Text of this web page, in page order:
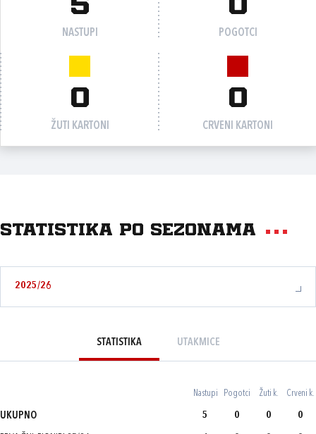
5
NASTUPI
0
POGOTCI
0
ŽUTI KARTONI
0
CRVENI KARTONI
Statistika po sezonama
2025/26
STATISTIKA UTAKMICE
Nastupi Pogotci Žuti k. Crveni k.
UKUPNO 5 0 0 0